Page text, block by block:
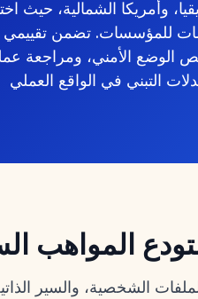
وأمريكا الشمالية، حيث
للمؤسسات. تضمن تقييمي
الوضع الأمني، ومراجعة
المواهب
الشخصية، والسير